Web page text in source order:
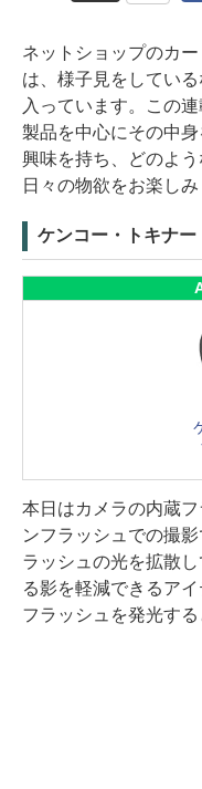
ネットショップのカ
は、様子見をしてい
入っています。この
製品を中心にその中
興味を持ち、どのよう
日々の物欲をお楽しみ
ケンコー・トキナー
本日はカメラの内蔵
ンフラッシュでの撮
ラッシュの光を拡散
る影を軽減できるア
フラッシュを発光す